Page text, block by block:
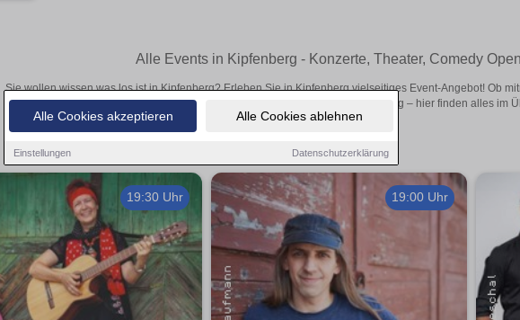
Alle Cookies akzeptieren Alle Cookies ablehnen
Einstellungen Datenschutzerklärung
Alle Events in Kipfenberg - Konzerte, Theater, Comedy
Sie wollen wissen was los ist in Kipfenberg? Erleben Sie in Kipfenberg vielseitiges Event-Angebot! Ob
Theateraufführungen oder aufregende Veranstaltungen in Kipfenberg – hier finden alles im
19:30 Uhr 19:00 Uhr